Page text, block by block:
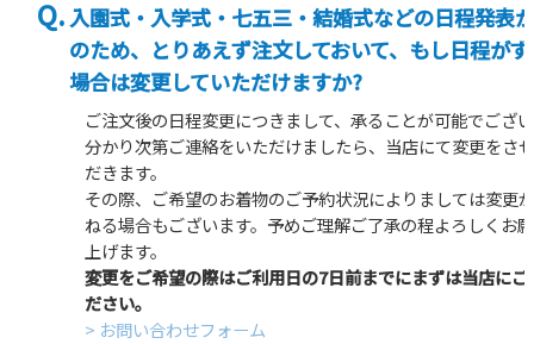
入園式・入学式・七五三・結婚式などの日程発表
のため、とりあえず注文しておいて、もし日程が
場合は変更していただけますか?
ご注文後の日程変更につきまして、承ることが可能でござ
分かり次第ご連絡をいただけましたら、当店にて変更をさ
だきます。
その際、ご希望のお着物のご予約状況によりましては変更
ねる場合もございます。予めご理解ご了承の程よろしくお
上げます。
変更をご希望の際はご利用日の7日前までにまずは当店にご
ださい。
> お問い合わせフォーム